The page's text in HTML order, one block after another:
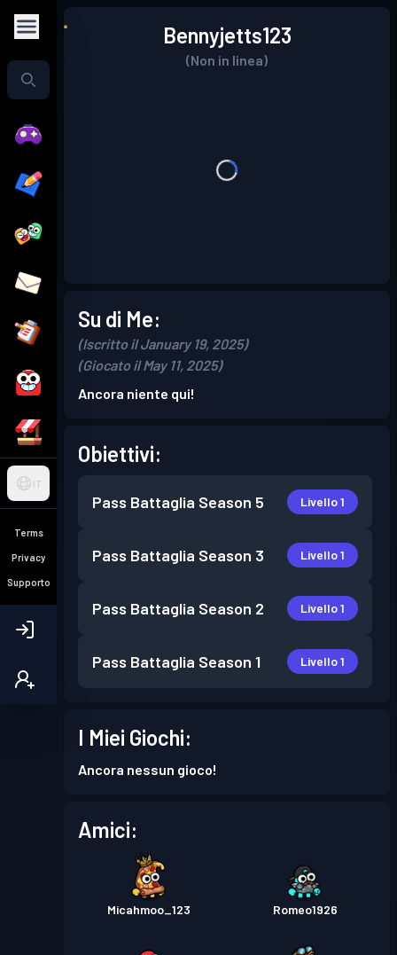
IT
Terms
Privacy
Supporto
Bennyjetts123
(Non in linea)
Su di Me:
(Iscritto il January 19, 2025)
(Giocato il May 11, 2025)
Ancora niente qui!
Obiettivi:
Pass Battaglia Season 5 Livello 1
Pass Battaglia Season 3 Livello 1
Pass Battaglia Season 2 Livello 1
Pass Battaglia Season 1 Livello 1
I Miei Giochi:
Ancora nessun gioco!
Amici:
Micahmoo_123 Romeo1926